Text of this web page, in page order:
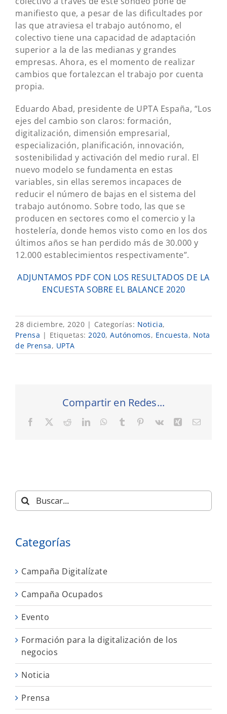
manifiesto que, a pesar de las dificultades por
las que atraviesa el trabajo autónomo, el
colectivo tiene una capacidad de adaptación
superior a la de las medianas y grandes
empresas. Ahora, es el momento de realizar
cambios que fortalezcan el trabajo por cuenta
propia.
Eduardo Abad, presidente de UPTA España, “Los
ejes del cambio son claros: formación,
digitalización, dimensión empresarial,
especialización, planificación, innovación,
sostenibilidad y activación del medio rural. El
nuevo modelo se fundamenta en estas
variables, sin ellas seremos incapaces de
reducir el número de bajas en el sistema del
trabajo autónomo. Sobre todo, las que se
producen en sectores como el comercio y la
hostelería, donde hemos visto como en los dos
últimos años se han perdido más de 30.000 y
12.000 establecimientos respectivamente”.
ADJUNTAMOS PDF CON LOS RESULTADOS DE LA
ENCUESTA SOBRE EL BALANCE 2020
28 diciembre, 2020 | Categorías: Noticia,
Prensa | Etiquetas: 2020, Autónomos, Encuesta, Nota
de Prensa, UPTA
Compartir en Redes...
Facebook RedditLinkedInWhatsApp
Tumblr Pinterest
Vk XingCorreo
Buscar:
Categorías
Campaña Digitalízate
Campaña Ocupados
Evento
Formación para la digitalización de los
negocios
Noticia
Prensa